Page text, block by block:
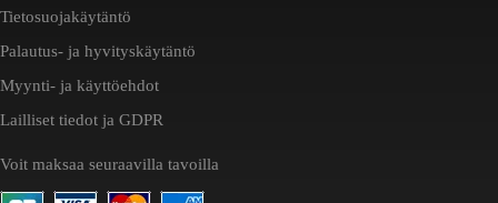
Tietosuojakäytäntö
Palautus- ja hyvityskäytäntö
Myynti- ja käyttöehdot
Lailliset tiedot ja GDPR
Voit maksaa seuraavilla tavoilla